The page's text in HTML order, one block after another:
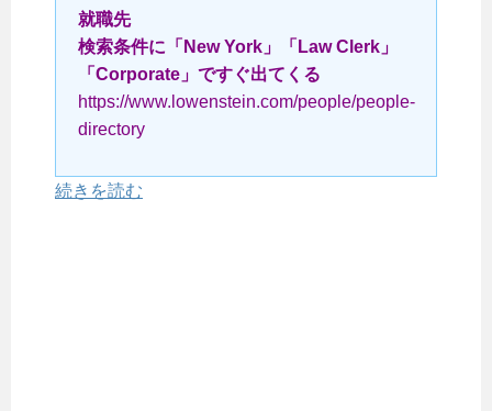
就職先
検索条件に「New York」「Law Clerk」
「Corporate」ですぐ出てくる
https://www.lowenstein.com/people/people-
directory
続きを読む